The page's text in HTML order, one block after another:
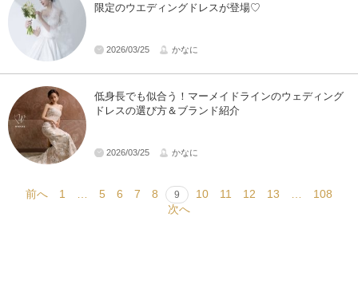
限定のウエディングドレスが登場♡
2026/03/25 かなに
低身長でも似合う！マーメイドラインのウェディング
ドレスの選び方＆ブランド紹介
2026/03/25 かなに
前へ 1 … 5 6 7 8 9 10 11 12 13 …
108
次へ